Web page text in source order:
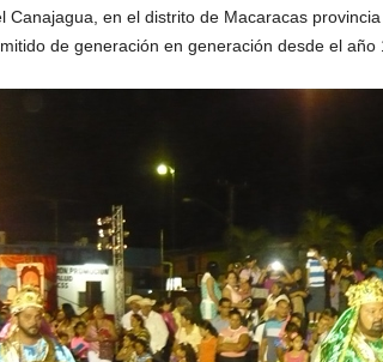
Canajagua, en el distrito de Macaracas
de generación en generación desde el año